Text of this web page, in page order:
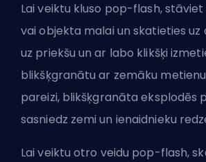
Lai veiktu kluso pop-flash, stāviet
vai objekta malai un skatieties uz
uz priekšu un ar labo klikšķi
blikšķgranātu ar zemāku
pareizi, blikšķgranāta eksplodēs
sasniedz zemi un ienaidnieku
Lai veiktu otro veidu pop-flash,